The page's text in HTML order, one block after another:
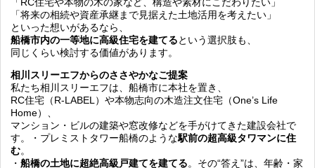
「将来の相続や資産承継まで見据えた土地活用を考えたい」
といった想いがあるなら、
船橋市内の一等地に高級住宅を建てるという選択肢も、
同じくらい検討する価値があります。
相川スリーエフからのささやかなご提案
私たち相川スリーエフは、船橋市に本社を置き、
RC住宅（R-LABEL）や本物志向の木造注文住宅（One’s Life
Home）、
マンション・ビルの建築や窓改修などを手がけてきた建設会社で
す。・プレミストタワー船橋のような駅前の超高級タワマンに住
む。
・ 船橋の土地に超絶高級戸建てを建てる。その“答え”は、年齢・家